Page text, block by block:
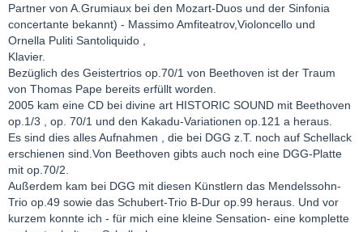
Partner von A.Grumiaux bei den Mozart-Duos und der Sinfonia
concertante bekannt) - Massimo Amfiteatrov,Violoncello und
Ornella Puliti Santoliquido ,
Klavier.
Bezüglich des Geistertrios op.70/1 von Beethoven ist der Traum
von Thomas Pape bereits erfüllt worden.
2005 kam eine CD bei divine art HISTORIC SOUND mit Beethoven
op.1/3 , op. 70/1 und den Kakadu-Variationen op.121 a heraus.
Es sind dies alles Aufnahmen , die bei DGG z.T. noch auf Schellack
erschienen sind.Von Beethoven gibts auch noch eine DGG-Platte
mit op.70/2.
Außerdem kam bei DGG mit diesen Künstlern das Mendelssohn-
Trio op.49 sowie das Schubert-Trio B-Dur op.99 heraus. Und vor
kurzem konnte ich - für mich eine kleine Sensation- eine komplette